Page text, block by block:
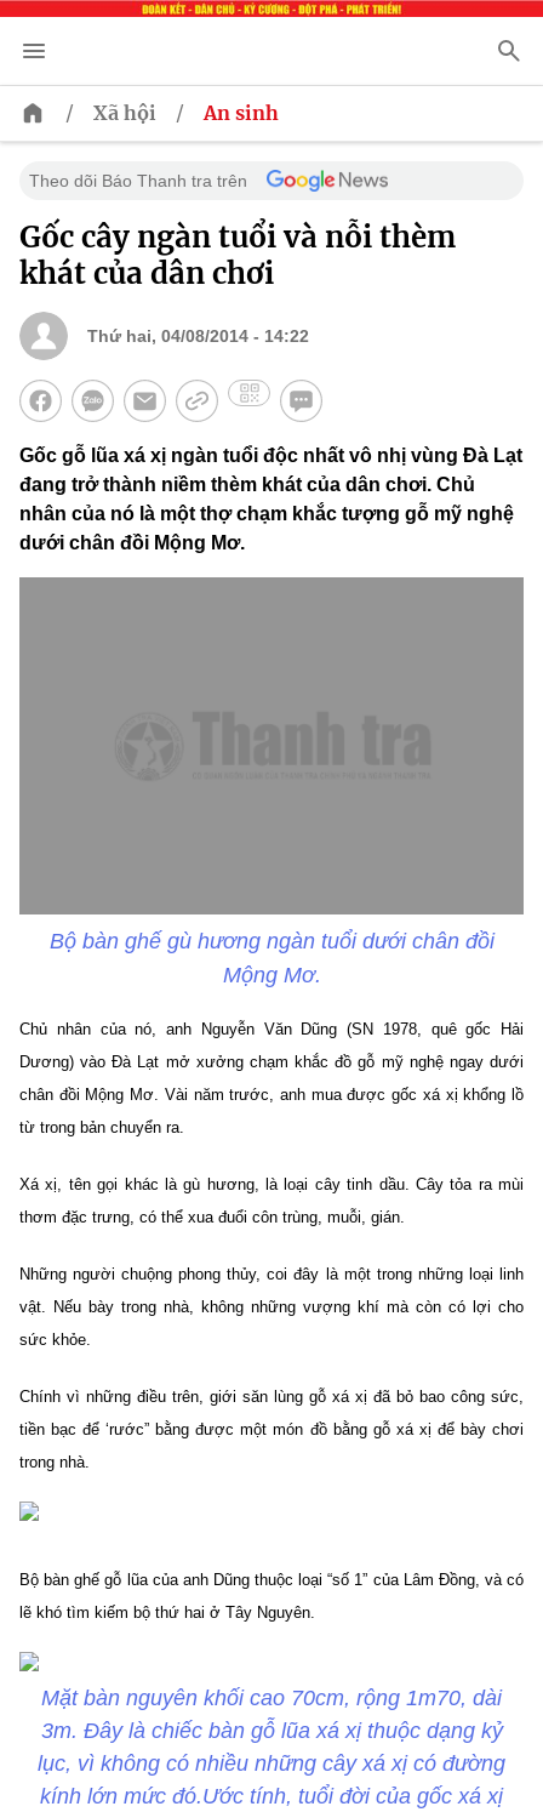
/ Xã hội / An sinh
Theo dõi Báo Thanh tra trên
Gốc cây ngàn tuổi và nỗi thèm
khát của dân chơi
Thứ hai, 04/08/2014 - 14:22
Gốc gỗ lũa xá xị ngàn tuổi độc nhất vô nhị vùng Đà Lạt
đang trở thành niềm thèm khát của dân chơi. Chủ
nhân của nó là một thợ chạm khắc tượng gỗ mỹ nghệ
dưới chân đồi Mộng Mơ.
Bộ bàn ghế gù hương ngàn tuổi dưới chân đồi
Mộng Mơ.
Chủ nhân của nó, anh Nguyễn Văn Dũng (SN 1978, quê gốc Hải
Dương) vào Đà Lạt mở xưởng chạm khắc đồ gỗ mỹ nghệ ngay dưới
chân đồi Mộng Mơ. Vài năm trước, anh mua được gốc xá xị khổng lồ
từ trong bản chuyển ra.
Xá xị, tên gọi khác là gù hương, là loại cây tinh dầu. Cây tỏa ra mùi
thơm đặc trưng, có thể xua đuổi côn trùng, muỗi, gián.
Những người chuộng phong thủy, coi đây là một trong những loại linh
vật. Nếu bày trong nhà, không những vượng khí mà còn có lợi cho
sức khỏe.
Chính vì những điều trên, giới săn lùng gỗ xá xị đã bỏ bao công sức,
tiền bạc để ‘rước” bằng được một món đồ bằng gỗ xá xị để bày chơi
trong nhà.
Bộ bàn ghế gỗ lũa của anh Dũng thuộc loại “số 1” của Lâm Đồng, và có
lẽ khó tìm kiếm bộ thứ hai ở Tây Nguyên.
Mặt bàn nguyên khối cao 70cm, rộng 1m70, dài
3m. Đây là chiếc bàn gỗ lũa xá xị thuộc dạng kỷ
lục, vì không có nhiều những cây xá xị có đường
kính lớn mức đó.Ước tính, tuổi đời của gốc xá xị